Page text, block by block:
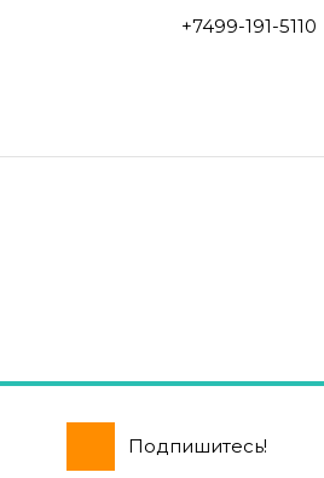
+7499-191-5110
Подпишитесь!